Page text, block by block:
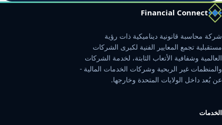
Financial Connect
شركة محاسبة قانونية ديناميكية ذات رؤية
مستقبلية تجمع المعايير الفنية لكبرى الشركات
العالمية وشفافية الأتعاب الثابتة، لخدمة الشركات
والمنظمات غير الربحية وشركات الخدمات المالية -
عن بُعد داخل الولايات المتحدة وخارجها.
الخدمات